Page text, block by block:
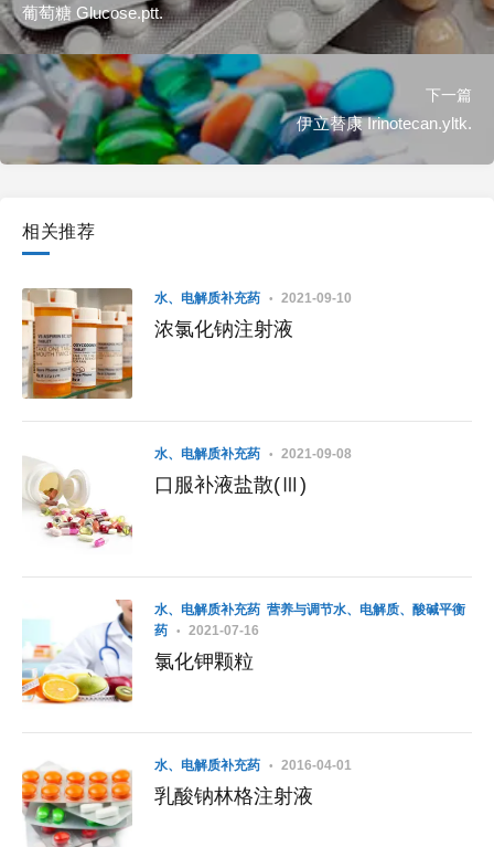
葡萄糖 Glucose.ptt.
下一篇
伊立替康 Irinotecan.yltk.
相关推荐
水、电解质补充药 2021-09-10
浓氯化钠注射液
水、电解质补充药 2021-09-08
口服补液盐散(Ⅲ)
水、电解质补充药 营养与调节水、电解质、酸碱平衡
药
2021-07-16
氯化钾颗粒
水、电解质补充药 2016-04-01
乳酸钠林格注射液